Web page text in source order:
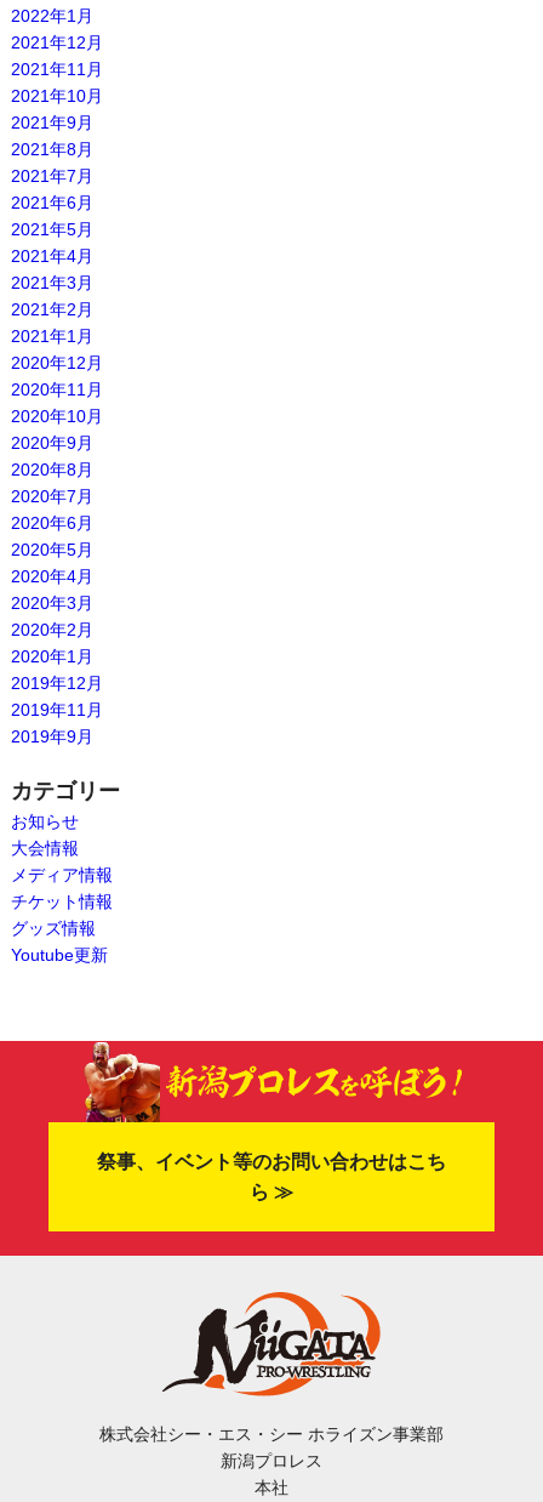
2022年1月
2021年12月
2021年11月
2021年10月
2021年9月
2021年8月
2021年7月
2021年6月
2021年5月
2021年4月
2021年3月
2021年2月
2021年1月
2020年12月
2020年11月
2020年10月
2020年9月
2020年8月
2020年7月
2020年6月
2020年5月
2020年4月
2020年3月
2020年2月
2020年1月
2019年12月
2019年11月
2019年9月
カテゴリー
お知らせ
大会情報
メディア情報
チケット情報
グッズ情報
Youtube更新
祭事、イベント等のお問い合わせはこち
ら ≫
株式会社シー・エス・シー ホライズン事業部
新潟プロレス
本社